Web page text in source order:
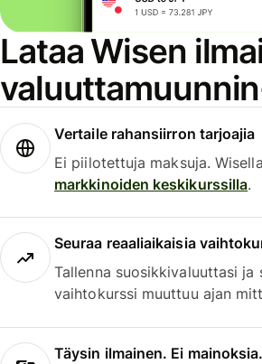
Lataa Wisen
Vertaile rahansiirron tarjoajia
Ei piilotettuja maksuja.
markkinoiden keskikurssilla.
Seuraa reaaliaikaisia
Tallenna suosikkivaluuttasi ja
vaihtokurssi muuttuu ajan
Täysin ilmainen. Ei mainoksia.